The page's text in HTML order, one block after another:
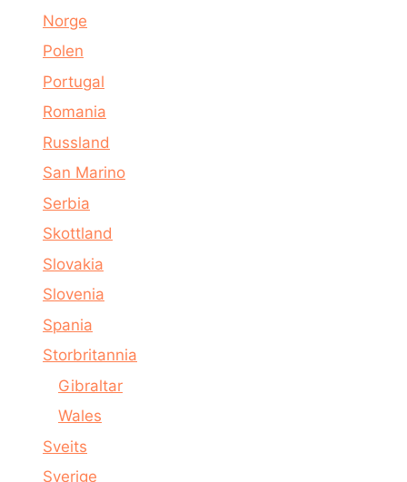
Norge
Polen
Portugal
Romania
Russland
San Marino
Serbia
Skottland
Slovakia
Slovenia
Spania
Storbritannia
Gibraltar
Wales
Sveits
Sverige